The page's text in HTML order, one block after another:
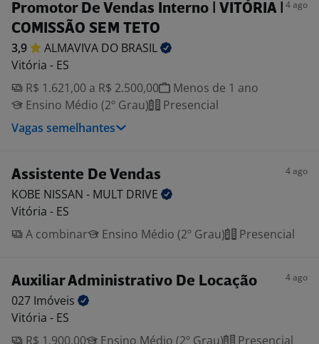
Promotor De Vendas Interno | VITÓRIA |
COMISSÃO SEM TETO
4 ago
3,9 ALMAVIVA DO BRASIL
Vitória - ES
R$ 1.621,00 a R$ 2.500,00
Menos de 1 ano
Ensino Médio (2º Grau)
Presencial
Vagas semelhantes
Assistente De Vendas 4 ago
KOBE NISSAN - MULT DRIVE
Vitória - ES
A combinar
Ensino Médio (2º Grau) Presencial
Auxiliar Administrativo De Locação 4 ago
027 Imóveis
Vitória - ES
R$ 1.900,00
Ensino Médio (2º Grau) Presencial